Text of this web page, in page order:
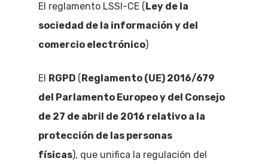
El reglamento LSSI-CE (Ley de la
sociedad de la información y del
comercio electrónico)
El RGPD (Reglamento (UE) 2016/679
del Parlamento Europeo y del Consejo
de 27 de abril de 2016 relativo a la
protección de las personas
físicas), que unifica la regulación del